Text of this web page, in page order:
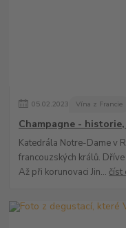
05.02.2023 Vína z Francie
Champagne -
Katedrála Notre-Dame v
francouzských králů.
Až při korunovaci Jin... číst